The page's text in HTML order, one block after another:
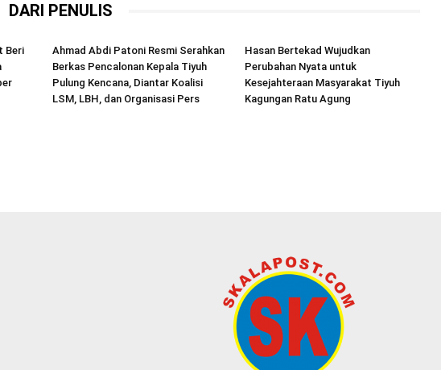
DARI PENULIS
Beri
Ahmad Abdi Patoni Resmi Serahkan
Berkas Pencalonan Kepala Tiyuh
Pulung Kencana, Diantar Koalisi
LSM, LBH, dan Organisasi Pers
Hasan Bertekad Wujudkan
Perubahan Nyata untuk
Kesejahteraan Masyarakat Tiyuh
Kagungan Ratu Agung